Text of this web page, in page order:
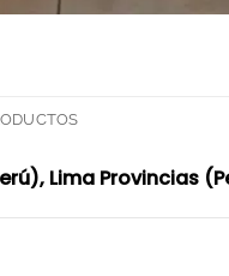
Lima Provincias